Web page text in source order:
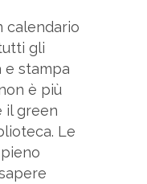
calendario
gli
e stampa
è più
il green
Le